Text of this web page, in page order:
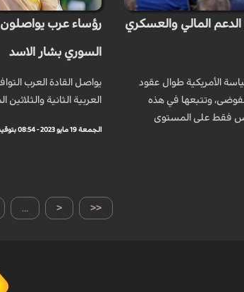
المالي والعسكري
الأمريكية طوال عقود
وتتبعها في هذه
فقط على المستوى
رؤساء عرب يواصلون
السوري بشار الاسد
يواصل القادة العرب
العربية الثانية
الجمعة 19 مايو 2023 - 08:54 بتوقيت مكة
... < <<